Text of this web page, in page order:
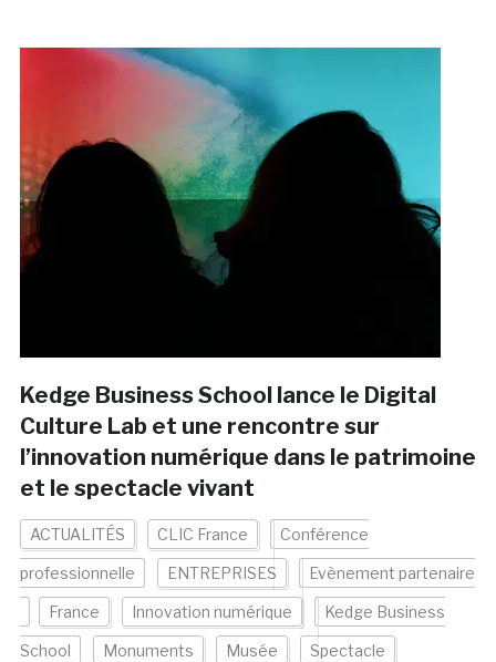
Kedge Business School lance le Digital
Culture Lab et une rencontre sur
l’innovation numérique dans le patrimoine
et le spectacle vivant
ACTUALITÉS CLIC France Conférence
professionnelle ENTREPRISES Evènement partenaire
France Innovation numérique Kedge Business
School Monuments Musée Spectacle